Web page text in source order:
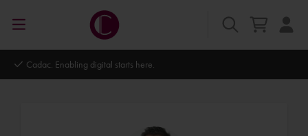
Autodesk Platinum Partner